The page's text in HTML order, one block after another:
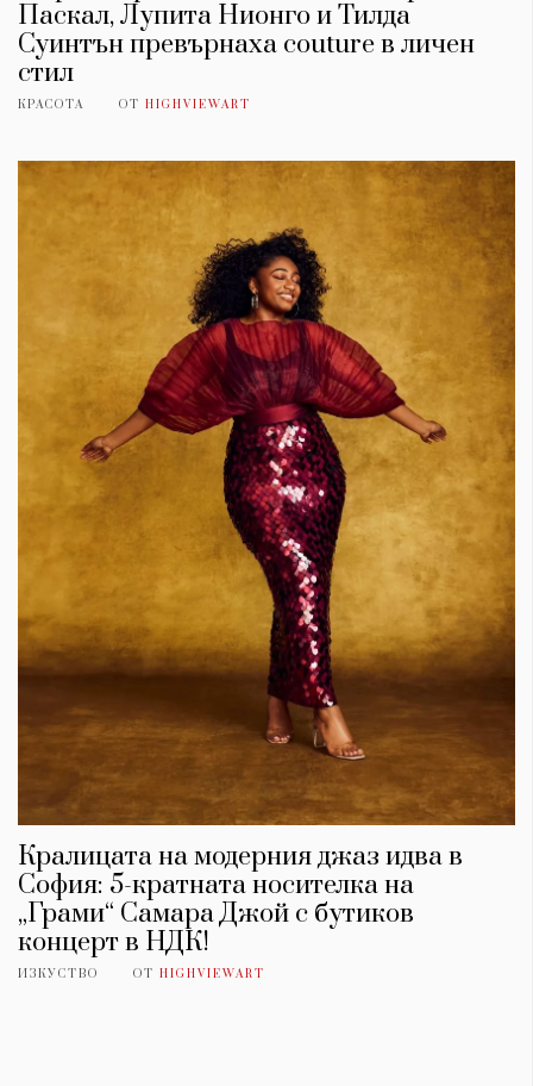
Паскал, Лупита Нионго и Тилда
Суинтън превърнаха couture в личен
стил
КРАСОТА ОТ HIGHVIEWART
Кралицата на модерния джаз идва в
София: 5-кратната носителка на
„Грами“ Самара Джой с бутиков
концерт в НДК!
ИЗКУСТВО ОТ HIGHVIEWART